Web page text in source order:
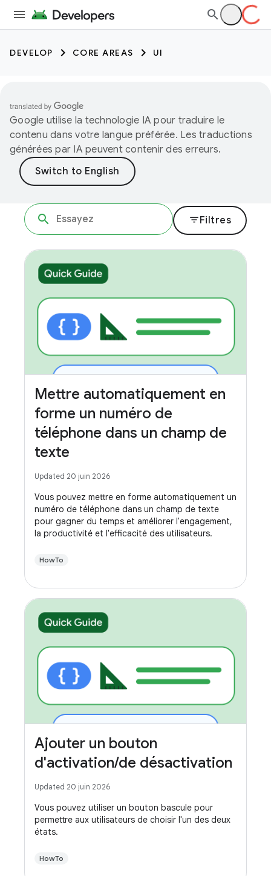
DEVELOP CORE AREAS UI
Google utilise la technologie IA pour traduire le
contenu dans votre langue préférée. Les traductions
générées par IA peuvent contenir des erreurs.
filter_listFiltres
Mettre automatiquement en
forme un numéro de
téléphone dans un champ de
texte
Updated 20 juin 2026
Vous pouvez mettre en forme automatiquement un
numéro de téléphone dans un champ de texte
pour gagner du temps et améliorer l'engagement,
la productivité et l'efficacité des utilisateurs.
HowTo
Ajouter un bouton
d'activation/de désactivation
Updated 20 juin 2026
Vous pouvez utiliser un bouton bascule pour
permettre aux utilisateurs de choisir l'un des deux
états.
HowTo